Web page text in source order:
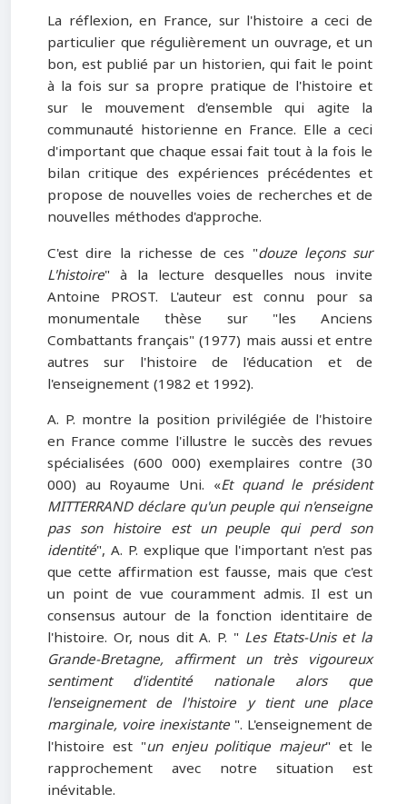
La réflexion, en France, sur l'histoire a ceci de
particulier que régulièrement un ouvrage, et un
bon, est publié par un historien, qui fait le point
à la fois sur sa propre pratique de l'histoire et
sur le mouvement d'ensemble qui agite la
communauté historienne en France. Elle a ceci
d'important que chaque essai fait tout à la fois le
bilan critique des expériences précédentes et
propose de nouvelles voies de recherches et de
nouvelles méthodes d'approche.
C'est dire la richesse de ces "douze leçons sur
L'histoire" à la lecture desquelles nous invite
Antoine PROST. L'auteur est connu pour sa
monumentale thèse sur "les Anciens
Combattants français" (1977) mais aussi et entre
autres sur l'histoire de l'éducation et de
l'enseignement (1982 et 1992).
A. P. montre la position privilégiée de l'histoire
en France comme l'illustre le succès des revues
spécialisées (600 000) exemplaires contre (30
000) au Royaume Uni. «Et quand le président
MITTERRAND déclare qu'un peuple qui n'enseigne
pas son histoire est un peuple qui perd son
identité", A. P. explique que l'important n'est pas
que cette affirmation est fausse, mais que c'est
un point de vue couramment admis. Il est un
consensus autour de la fonction identitaire de
l'histoire. Or, nous dit A. P. " Les Etats-Unis et la
Grande-Bretagne, affirment un très vigoureux
sentiment d'identité nationale alors que
l'enseignement de l'histoire y tient une place
marginale, voire inexistante ". L'enseignement de
l'histoire est "un enjeu politique majeur" et le
rapprochement avec notre situation est
inévitable.